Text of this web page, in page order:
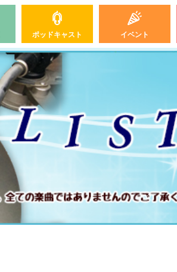
ポッドキャスト イベント